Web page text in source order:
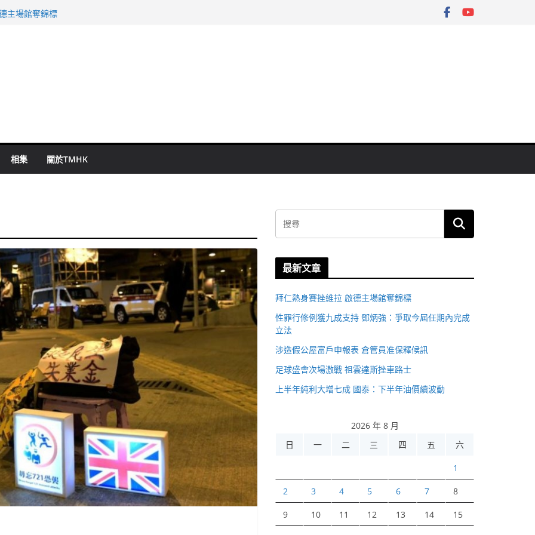
泰：下半年油價續波動
主場館奪錦標
相集 關於TMHK
最新文章
拜仁熱身賽挫維拉 啟德主場館奪錦標
性罪行修例獲九成支持 鄧炳強：爭取今屆任期內完成
立法
涉造假公屋富戶申報表 倉管員准保釋候訊
足球盛會次場激戰 祖雲達斯挫車路士
上半年純利大增七成 國泰：下半年油價續波動
2026 年 8 月
日
一 二 三 四 五 六
1
2 3 4 5 6 7 8
9 10 11 12 13 14 15